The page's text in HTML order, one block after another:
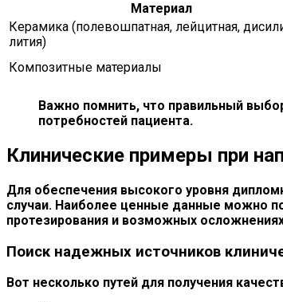
Материал
Керамика (полевошпатная, лейцитная,
лития)
Композитные материалы
Важно помнить, что правильный
потребностей пациента.
Клинические примеры при
Для обеспечения высокого уровня
случаи. Наиболее ценные данные можно
протезирования и возможных
Поиск надежных источников
Вот несколько путей для получения